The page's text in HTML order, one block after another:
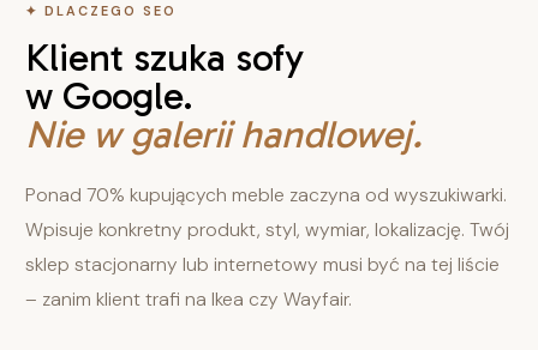
✦ DLACZEGO SEO
Klient szuka sofy
w Google.
Nie w galerii handlowej.
Ponad 70% kupujących meble zaczyna od wyszukiwarki.
Wpisuje konkretny produkt, styl, wymiar, lokalizację. Twój
sklep stacjonarny lub internetowy musi być na tej liście
– zanim klient trafi na Ikea czy Wayfair.